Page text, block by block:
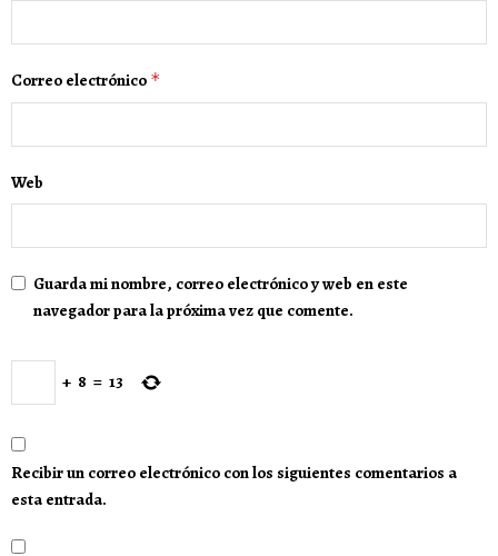
Correo electrónico *
Web
Guarda mi nombre, correo electrónico y web en este
navegador para la próxima vez que comente.
+ 8 = 13
Recibir un correo electrónico con los siguientes comentarios a
esta entrada.